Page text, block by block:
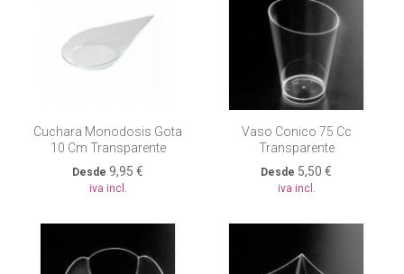
Cuchara Monodosis Gota
10 Cm Transparente
Desde 9,95 €
iva incl.
Vaso Conico 75 Cc
Transparente
Desde 5,50 €
iva incl.